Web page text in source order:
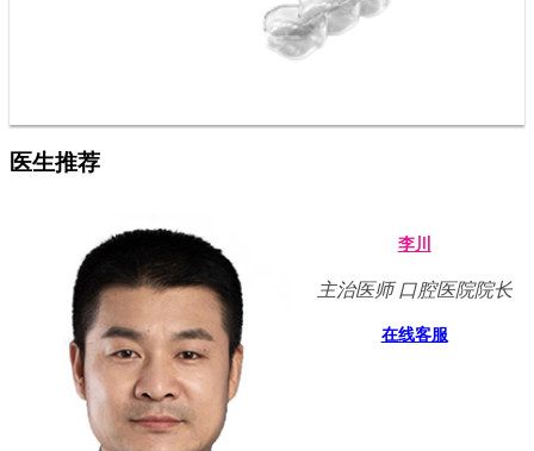
医生推荐
李川
主治医师 口腔医院院长
在线客服